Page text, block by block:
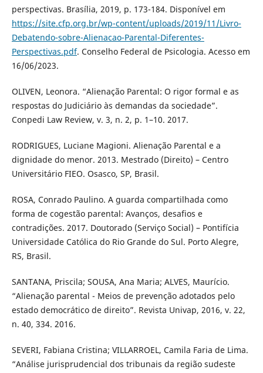
perspectivas. Brasília, 2019, p. 173-184. Disponível em
https://site.cfp.org.br/wp-content/uploads/2019/11/Livro-
Debatendo-sobre-Alienacao-Parental-Diferentes-
Perspectivas.pdf. Conselho Federal de Psicologia. Acesso em
16/06/2023.
OLIVEN, Leonora. “Alienação Parental: O rigor formal e as
respostas do Judiciário às demandas da sociedade”.
Conpedi Law Review, v. 3, n. 2, p. 1–10. 2017.
RODRIGUES, Luciane Magioni. Alienação Parental e a
dignidade do menor. 2013. Mestrado (Direito) – Centro
Universitário FIEO. Osasco, SP, Brasil.
ROSA, Conrado Paulino. A guarda compartilhada como
forma de cogestão parental: Avanços, desafios e
contradições. 2017. Doutorado (Serviço Social) – Pontifícia
Universidade Católica do Rio Grande do Sul. Porto Alegre,
RS, Brasil.
SANTANA, Priscila; SOUSA, Ana Maria; ALVES, Maurício.
“Alienação parental - Meios de prevenção adotados pelo
estado democrático de direito”. Revista Univap, 2016, v. 22,
n. 40, 334. 2016.
SEVERI, Fabiana Cristina; VILLARROEL, Camila Faria de Lima.
“Análise jurisprudencial dos tribunais da região sudeste